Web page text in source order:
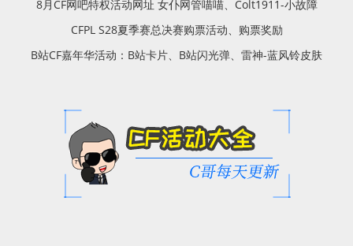
8月CF网吧特权活动网址 女仆网管喵喵、Colt1911-小故障
CFPL S28夏季赛总决赛购票活动、购票奖励
B站CF嘉年华活动：B站卡片、B站闪光弹、雷神-蓝风铃皮肤